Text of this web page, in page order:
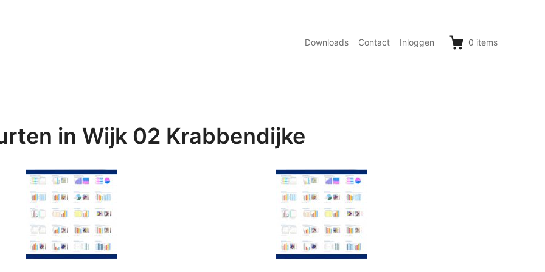
Downloads Contact Inloggen 0 items
in Wijk 02 Krabbendijke